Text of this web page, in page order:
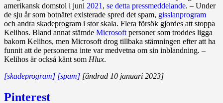
amerikansk domstol i juni 2021 , se detta pressmeddelande. – Under
de sju år som botnätet existerade spred det spam, gisslanprogram
och andra skadeprogram i stor skala. Flera försök gjordes att stoppa
Kelihos. Bland annat stämde Microsoft personer som troddes ligga
bakom Kelihos, men Microsoft drog tillbaka stämningen efter att ha
funnit att de personerna inte var medvetna om sin in­bland­ning. –
Kelihos är också känt som Hlux.
[skadeprogram] [spam] [ändrad 10 januari 2023]
Pinterest